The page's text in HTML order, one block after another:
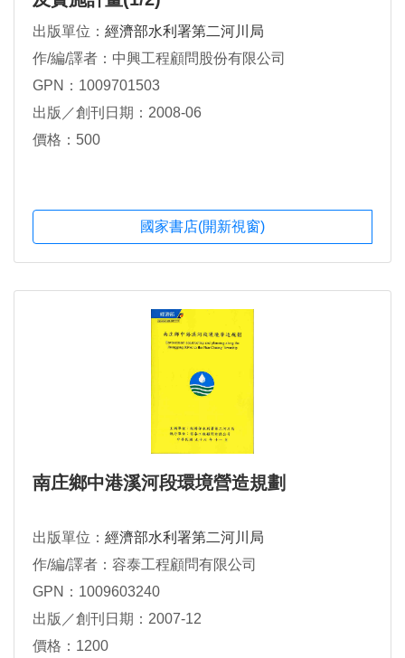
出版單位： 經濟部水利署第二河川局
作/編/譯者：中興工程顧問股份有限公司
GPN：1009701503
出版／創刊日期：2008-06
價格：500
國家書店(開新視窗)
南庄鄉中港溪河段環境營造規劃
出版單位： 經濟部水利署第二河川局
作/編/譯者：容泰工程顧問有限公司
GPN：1009603240
出版／創刊日期：2007-12
價格：1200